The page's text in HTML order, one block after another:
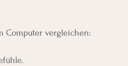
Computer vergleichen: